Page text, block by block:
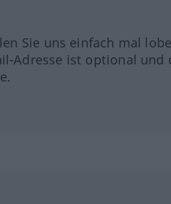
Sie uns einfach mal
Adresse ist optional und